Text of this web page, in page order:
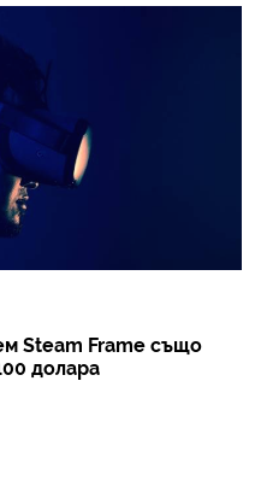
Steam Frame също
долара